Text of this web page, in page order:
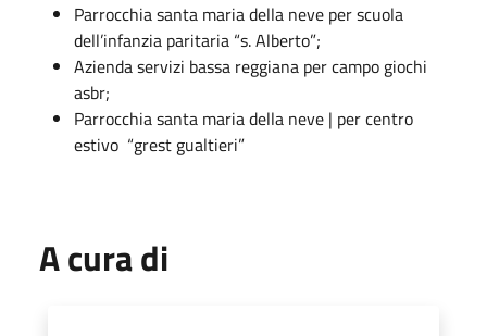
Parrocchia santa maria della neve per scuola
dell’infanzia paritaria “s. Alberto”;
Azienda servizi bassa reggiana per campo giochi
asbr;
Parrocchia santa maria della neve | per centro
estivo “grest gualtieri”
A cura di